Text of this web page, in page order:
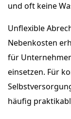
und oft keine
Unflexible
Nebenkosten
für
einsetzen. Für
häufig